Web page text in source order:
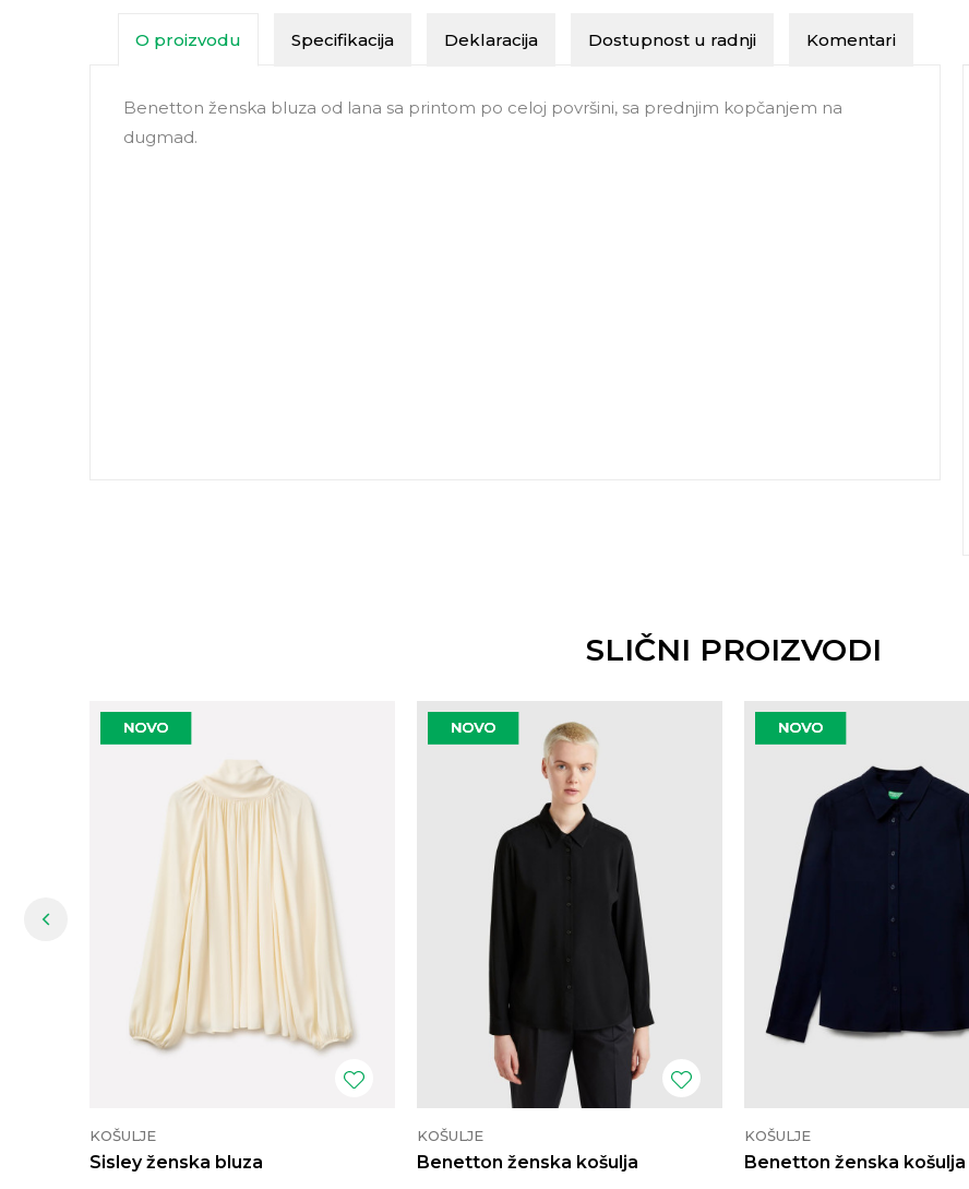
O proizvodu Specifikacija Deklaracija Dostupnost u radnji Komentari
Benetton ženska bluza od lana sa printom po celoj površini, sa prednjim kopčanjem na
dugmad.
SLIČNI PROIZVODI
KOŠULJE
Sisley ženska bluza
KOŠULJE
Benetton ženska košulja
KOŠULJE
Benetton ženska košulja